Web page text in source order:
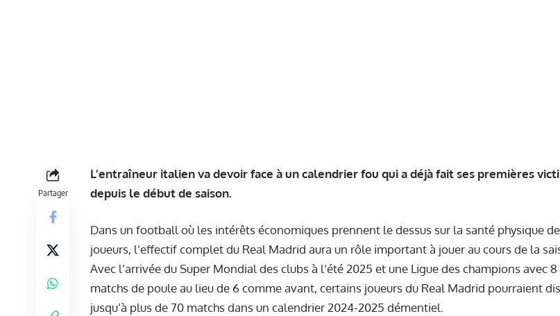
Partager
L’entraîneur italien va devoir face à un calendrier fou qui a déjà fait ses premières
depuis le début de saison.
Dans un football où les intérêts économiques prennent le dessus sur la santé physique
joueurs, l’effectif complet du Real Madrid aura un rôle important à jouer au cours de la
Avec l’arrivée du Super Mondial des clubs à l’été 2025 et une Ligue des champions avec 8
matchs de poule au lieu de 6 comme avant, certains joueurs du Real Madrid pourraient
jusqu’à plus de 70 matchs dans un calendrier 2024-2025 démentiel.